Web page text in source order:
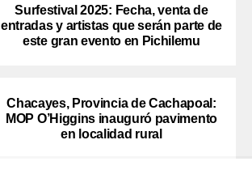
Surfestival 2025: Fecha, venta de
entradas y artistas que serán parte de
este gran evento en Pichilemu
Chacayes, Provincia de Cachapoal:
MOP O’Higgins inauguró pavimento
en localidad rural